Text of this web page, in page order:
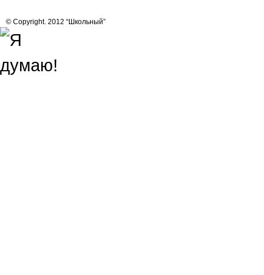
© Copyright. 2012 “Школьный”